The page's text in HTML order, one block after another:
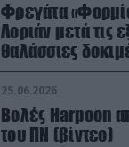
Φρεγάτα
Λοριάν μετά τις
θαλάσσιες δοκιμές στον
απαιτητικό
25.06.2026
Βολές Harpoon
του ΠΝ (βίντεο)